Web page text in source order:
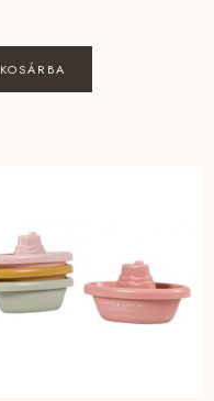
KOSÁRBA